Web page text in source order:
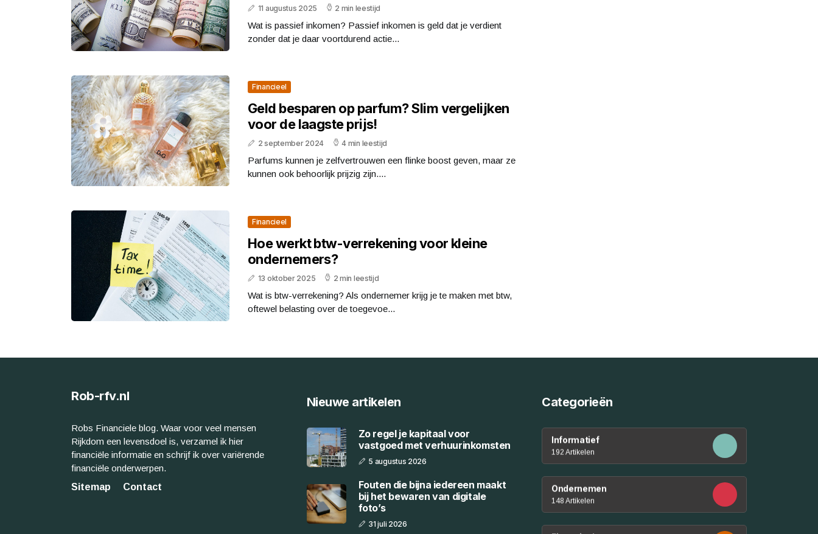
11 augustus 2025 2 min leestijd
Wat is passief inkomen? Passief inkomen is geld dat je verdient
zonder dat je daar voortdurend actie...
Financieel
Geld besparen op parfum? Slim vergelijken
voor de laagste prijs!
2 september 2024 4 min leestijd
Parfums kunnen je zelfvertrouwen een flinke boost geven, maar ze
kunnen ook behoorlijk prijzig zijn....
Financieel
Hoe werkt btw-verrekening voor kleine
ondernemers?
13 oktober 2025 2 min leestijd
Wat is btw-verrekening? Als ondernemer krijg je te maken met btw,
oftewel belasting over de toegevoe...
Rob-rfv.nl
Robs Financiele blog. Waar voor veel mensen
Rijkdom een levensdoel is, verzamel ik hier
financiële informatie en schrijf ik over variërende
financiële onderwerpen.
Sitemap
Contact
Nieuwe artikelen
Zo regel je kapitaal voor
vastgoed met verhuurinkomsten
5 augustus 2026
Fouten die bijna iedereen maakt
bij het bewaren van digitale
foto’s
31 juli 2026
Categorieën
Informatief
192 Artikelen
Ondernemen
148 Artikelen